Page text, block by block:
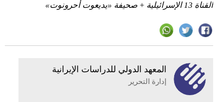
القناة 13 الإسرائيلية + صحيفة «يديعوت أحرونوت»
المعهد الدولي للدراسات الإيرانية
إدارة التحرير